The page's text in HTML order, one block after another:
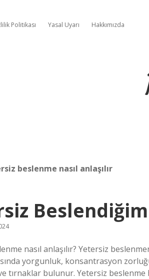
Politikası Yasal Uyarı Hakkımızda
beslenme nasıl anlaşılır
nasıl anlaşılır? Yetersiz
yorgunluk, konsantrasyon
tırnaklar bulunur. Yetersiz